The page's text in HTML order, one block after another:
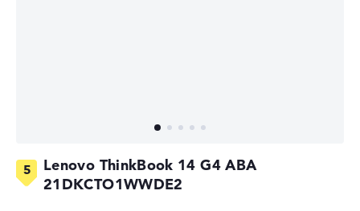
Lenovo ThinkBook 14 G4 ABA
21DKCTO1WWDE2